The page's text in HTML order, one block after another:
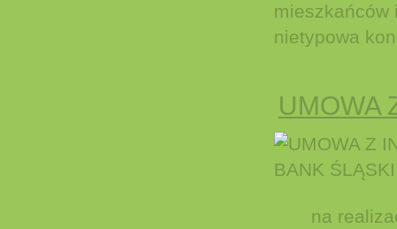
mieszkańców
nietypowa
UMOWA
na